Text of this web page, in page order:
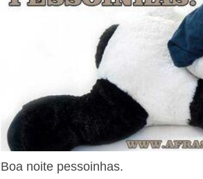
Boa noite pessoinhas.